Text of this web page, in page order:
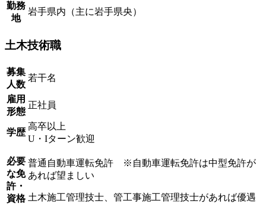
勤務
地
岩手県内（主に岩手県央）
土木技術職
募集
人数
若干名
雇用
形態
正社員
学歴
高卒以上
U・Iターン歓迎
必要
な免
許・
資格
普通自動車運転免許 ※自動車運転免許は中型免許が
あれば望ましい
土木施工管理技士、管工事施工管理技士があれば優遇